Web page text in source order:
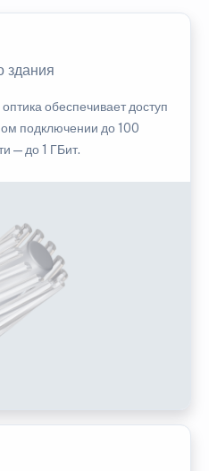
здания
обеспечивает доступ
подключении до 100
— до 1 ГБит.